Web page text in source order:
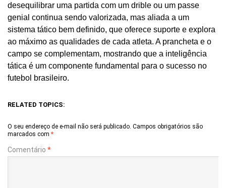
desequilibrar uma partida com um drible ou um passe
genial continua sendo valorizada, mas aliada a um
sistema tático bem definido, que oferece suporte e explora
ao máximo as qualidades de cada atleta. A prancheta e o
campo se complementam, mostrando que a inteligência
tática é um componente fundamental para o sucesso no
futebol brasileiro.
RELATED TOPICS:
O seu endereço de e-mail não será publicado. Campos obrigatórios são
marcados com *
Comentário *